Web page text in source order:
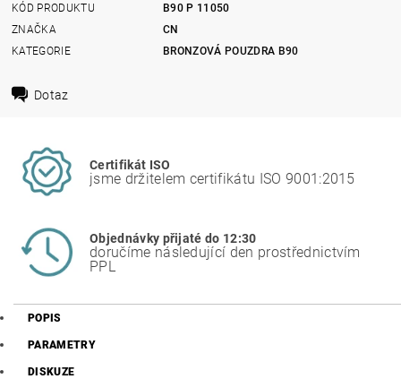
KÓD PRODUKTU
B90 P 11050
ZNAČKA
CN
KATEGORIE
BRONZOVÁ POUZDRA B90
Dotaz
Certifikát ISO
jsme držitelem certifikátu ISO 9001:2015
Objednávky přijaté do 12:30
doručíme následující den prostřednictvím
PPL
POPIS
PARAMETRY
DISKUZE